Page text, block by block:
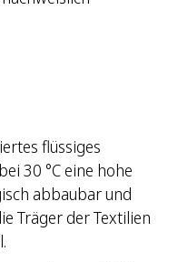
flüssiges
30 °C eine hohe
abbaubar und
Träger der Textilien